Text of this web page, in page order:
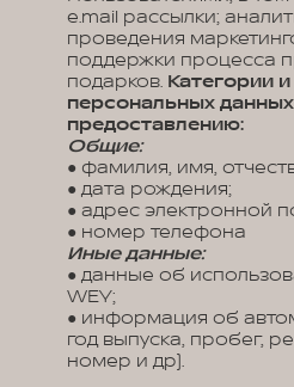
e.mail рассылки;
проведения
поддержки процесса
подарков. Категории
персональных
предоставлению:
Общие:
● фамилия, имя,
● дата рождения;
● адрес электронной
● номер телефона
Иные данные:
● данные об
WEY;
● информация об
год выпуска, пробег,
номер и др).